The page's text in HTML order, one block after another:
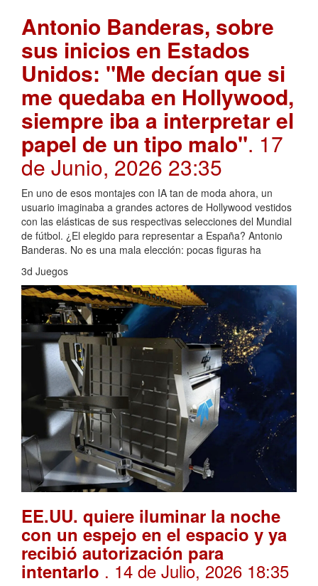
Antonio Banderas, sobre
sus inicios en Estados
Unidos: "Me decían que si
me quedaba en Hollywood,
siempre iba a interpretar el
papel de un tipo malo". 17
de Junio, 2026 23:35
En uno de esos montajes con IA tan de moda ahora, un
usuario imaginaba a grandes actores de Hollywood vestidos
con las elásticas de sus respectivas selecciones del Mundial
de fútbol. ¿El elegido para representar a España? Antonio
Banderas. No es una mala elección: pocas figuras ha
3d Juegos
EE.UU. quiere iluminar la noche
con un espejo en el espacio y ya
recibió autorización para
intentarlo . 14 de Julio, 2026 18:35